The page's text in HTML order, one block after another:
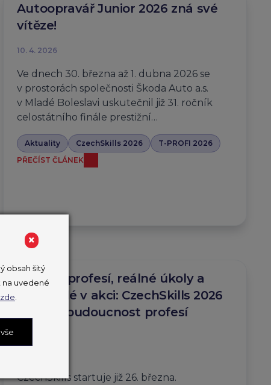
Autoopravář Junior 2026 zná své
vítěze!
10. 4. 2026
Ve dnech 30. března až 1. dubna 2026 se
v prostorách společnosti Škoda Auto a.s.
v Mladé Boleslavi uskutečnil již 31. ročník
celostátního finále prestižní…
Aktuality CzechSkills 2026
T-PROFI 2026
PŘEČÍST ČLÁNEK
Desítky profesí, reálné úkoly a
mladí lidé v akci: CzechSkills 2026
ukážou budoucnost profesí
CzechSkills startuje již 26. března.
×
obsah šitý
na uvedené
zde